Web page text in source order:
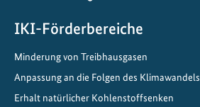
IKI-Förderbereiche
Minderung von Treibhausgasen
Anpassung an die Folgen des Klimawandels
Erhalt natürlicher Kohlenstoffsenken